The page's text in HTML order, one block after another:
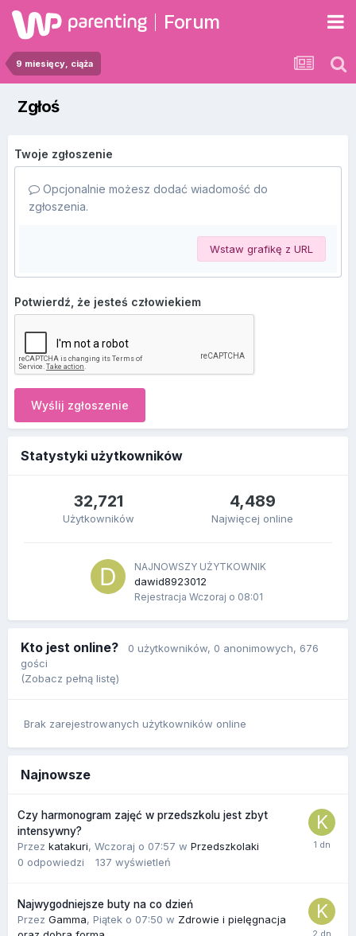
Forum
9 miesięcy, ciąża
Zgłoś
Twoje zgłoszenie
Opcjonalnie możesz dodać wiadomość do
zgłoszenia.
Wstaw grafikę z URL
Potwierdź, że jesteś człowiekiem
Wyślij zgłoszenie
Statystyki użytkowników
32,721
Użytkowników
4,489
Najwięcej online
NAJNOWSZY UŻYTKOWNIK
dawid8923012
Rejestracja Wczoraj o 08:01
Kto jest online? 0 użytkowników, 0 anonimowych, 676
gości
(Zobacz pełną listę)
Brak zarejestrowanych użytkowników online
Najnowsze
Czy harmonogram zajęć w przedszkolu jest zbyt
intensywny?
Przez katakuri, Wczoraj o 07:57 w Przedszkolaki
0 odpowiedzi 137 wyświetleń
Najwygodniejsze buty na co dzień
Przez Gamma, Piątek o 07:50 w Zdrowie i pielęgnacja